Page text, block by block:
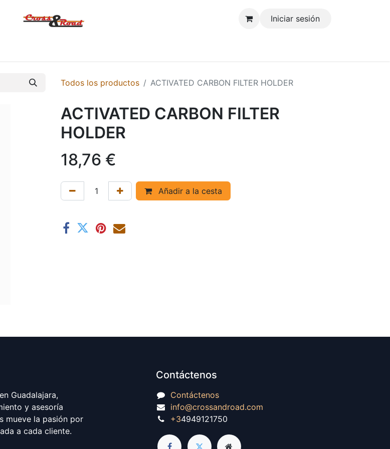
Iniciar sesión
Todos los productos ACTIVATED CARBON FILTER HOLDER
ACTIVATED CARBON FILTER
HOLDER
18,76 €
Añadir a la cesta
Guadalajara,
y asesoría
mueve la pasión por
a cada cliente.
Contáctenos
Contáctenos
info@crossandroad.com
+34949121750